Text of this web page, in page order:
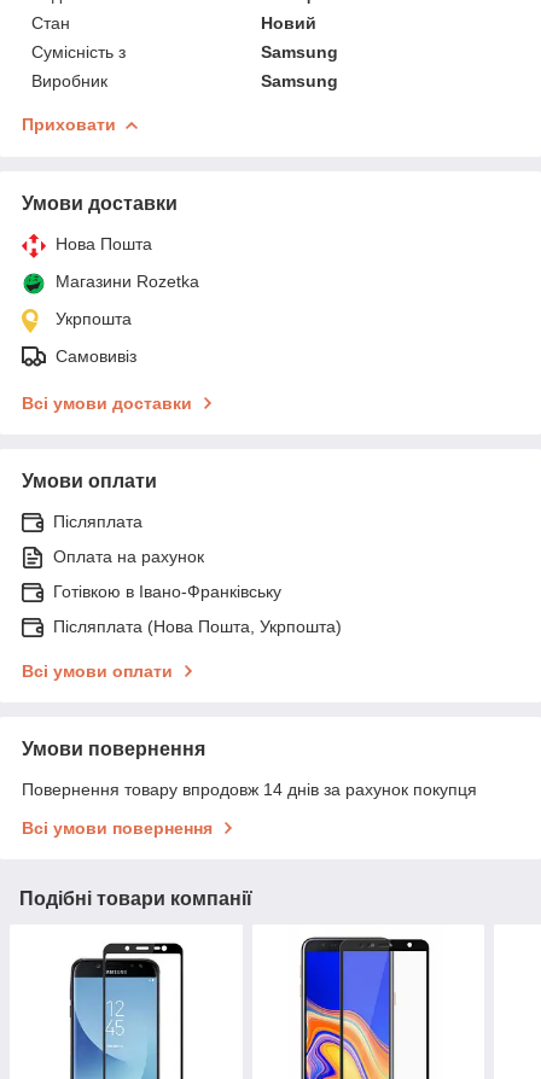
Стан
Новий
Сумісність з
Samsung
Виробник
Samsung
Приховати
Умови доставки
Нова Пошта
Магазини Rozetka
Укрпошта
Самовивіз
Всі умови доставки
Умови оплати
Післяплата
Оплата на рахунок
Готівкою в Івано-Франківську
Післяплата (Нова Пошта, Укрпошта)
Всі умови оплати
Умови повернення
Повернення товару впродовж 14 днів за рахунок покупця
Всі умови повернення
Подібні товари компанії